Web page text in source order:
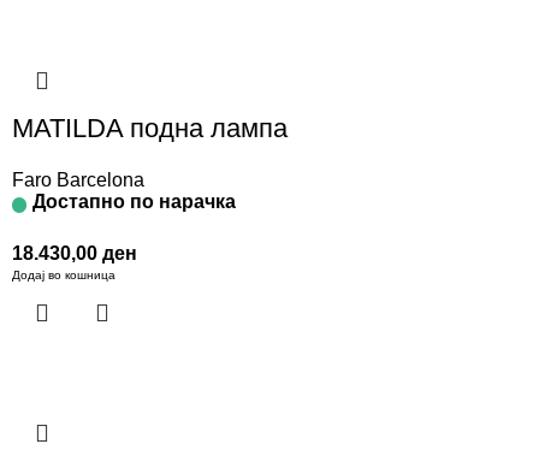
MATILDA подна лампа
Faro Barcelona
Достапно по нарачка
18.430,00 ден
Додај во кошница